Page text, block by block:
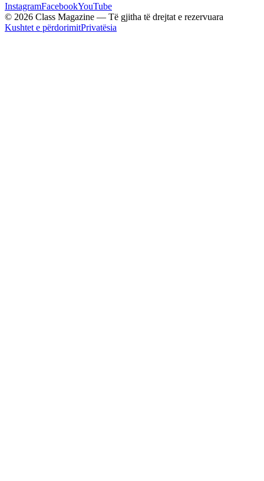
InstagramFacebookYouTube
© 2026 Class Magazine — Të gjitha të drejtat e rezervuara
Kushtet e përdorimitPrivatësia